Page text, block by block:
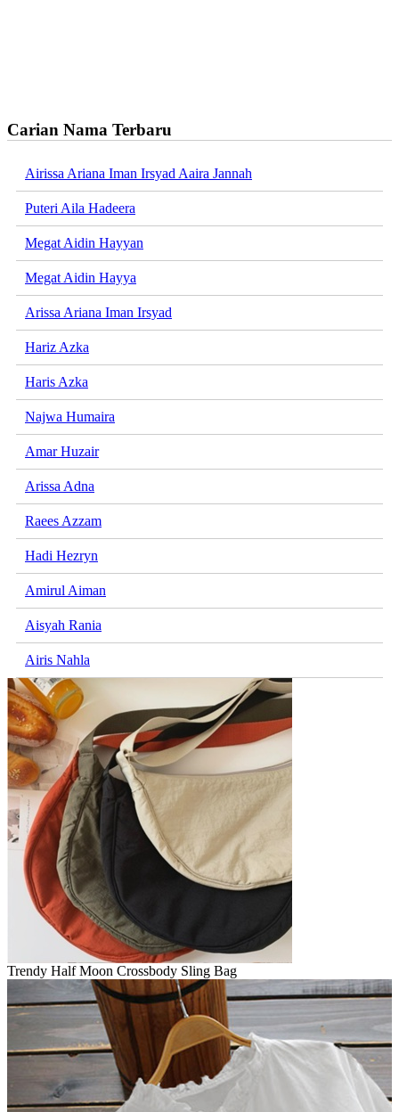
Carian Nama Terbaru
Airissa Ariana Iman Irsyad Aaira Jannah
Puteri Aila Hadeera
Megat Aidin Hayyan
Megat Aidin Hayya
Arissa Ariana Iman Irsyad
Hariz Azka
Haris Azka
Najwa Humaira
Amar Huzair
Arissa Adna
Raees Azzam
Hadi Hezryn
Amirul Aiman
Aisyah Rania
Airis Nahla
Trendy Half Moon Crossbody Sling Bag